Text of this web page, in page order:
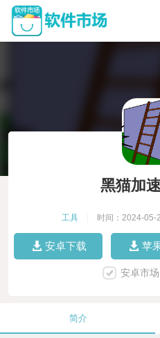
黑猫加
工具 时间：2024-05-
安卓下载 苹
安卓市
简介